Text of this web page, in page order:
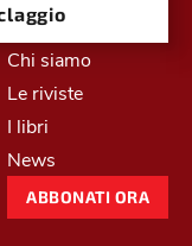
Chi siamo
Le riviste
I libri
News
ABBONATI ORA